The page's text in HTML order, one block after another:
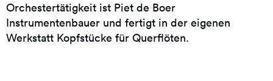
Orchestertätigkeit ist Piet de Boer
Instrumentenbauer und fertigt in der eigenen
Werkstatt Kopfstücke für Querflöten.